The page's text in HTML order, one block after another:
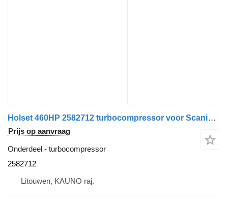
Holset 460HP 2582712 turbocompressor voor Scania R460 trekker
Prijs op aanvraag
Onderdeel - turbocompressor
2582712
Litouwen, KAUNO raj.